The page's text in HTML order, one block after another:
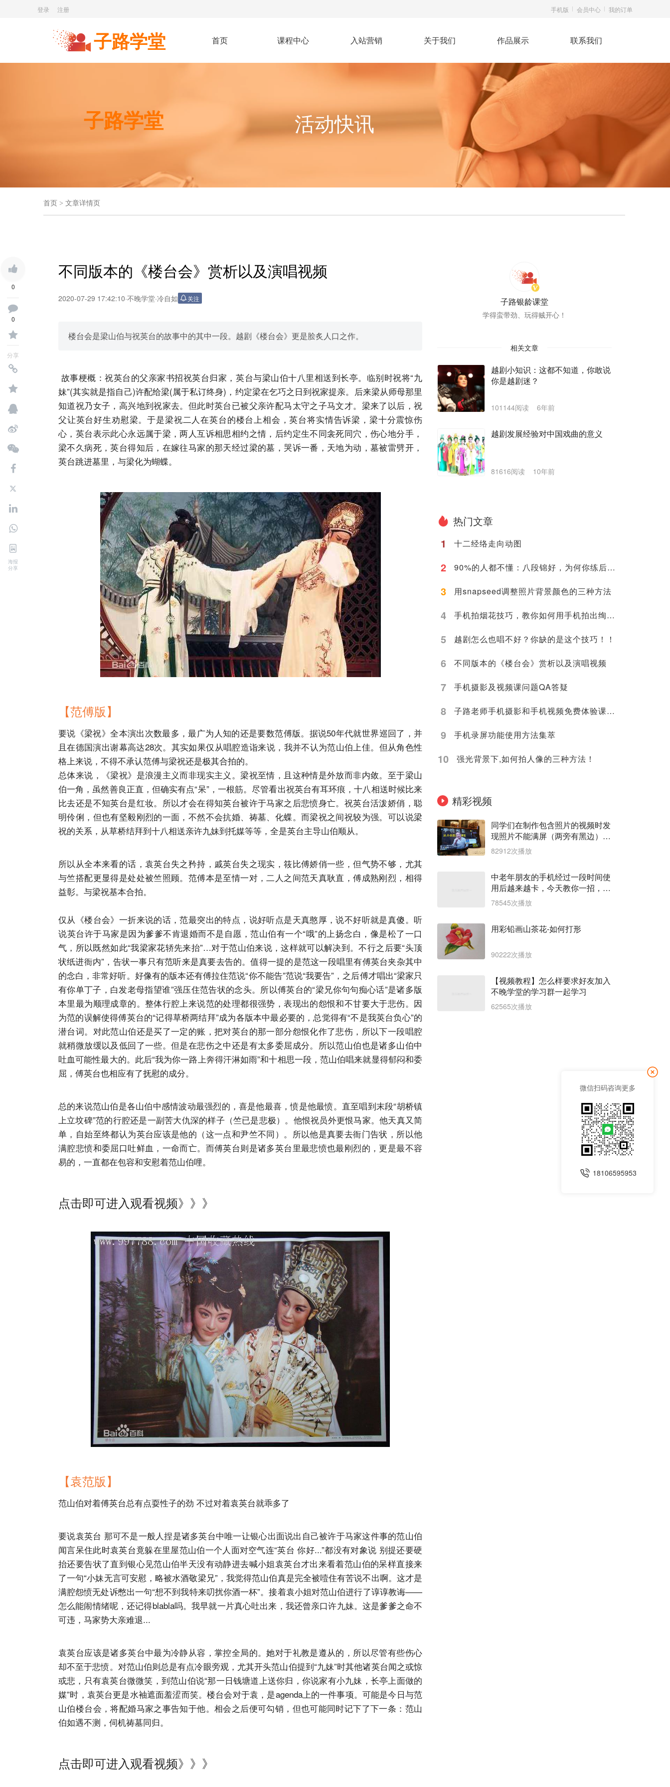
登录 注册 手机版 会员中心 我的订单
首页 课程中心 入站营销 关于我们 作品展示 联系我们
子路学堂
子路学堂
活动快讯
首页 > 文章详情页
0
0
分享
海报
分享
不同版本的《楼台会》赏析以及演唱视频
2020-07-29 17:42:10·不晚学堂·冷自如 关注
楼台会是梁山伯与祝英台的故事中的其中一段。越剧《楼台会》更是脍炙人口之作。
故事梗概：祝英台的父亲家书招祝英台归家，英台与梁山伯十八里相送到长亭。临别时祝将“九
妹”(其实就是指自己)许配给梁(属于私订终身)，约定梁在乞巧之日到祝家提亲。后来梁从师母那里
知道祝乃女子，高兴地到祝家去。但此时英台已被父亲许配马太守之子马文才。梁来了以后，祝
父让英台好生劝慰梁。于是梁祝二人在英台的楼台上相会，英台将实情告诉梁，梁十分震惊伤
心，英台表示此心永远属于梁，两人互诉相思相约之情，后约定生不同衾死同穴，伤心地分手，
梁不久病死，英台得知后，在嫁往马家的那天经过梁的墓，哭诉一番，天地为动，墓被雷劈开，
英台跳进墓里，与梁化为蝴蝶。
【范傅版】
要说《梁祝》全本演出次数最多，最广为人知的还是要数范傅版。据说50年代就世界巡回了，并
且在德国演出谢幕高达28次。其实如果仅从唱腔造诣来说，我并不认为范山伯上佳。但从角色性
格上来说，不得不承认范傅与梁祝还是极其合拍的。
总体来说，《梁祝》是浪漫主义而非现实主义。梁祝至情，且这种情是外放而非内敛。至于梁山
伯一角，虽然善良正直，但确实有点“呆”，一根筋。尽管看出祝英台有耳环痕，十八相送时候比来
比去还是不知英台是红妆。所以才会在得知英台被许于马家之后悲愤身亡。祝英台活泼娇俏，聪
明伶俐，但也有坚毅刚烈的一面，不然不会抗婚、祷墓、化蝶。而梁祝之间祝较为强。可以说梁
祝的关系，从草桥结拜到十八相送亲许九妹到托媒等等，全是英台主导山伯顺从。
所以从全本来看的话，袁英台失之矜持，戚英台失之现实，筱比傅娇俏一些，但气势不够，尤其
与竺搭配更显得是处处被竺照顾。范傅本是至情一对，二人之间范天真耿直，傅成熟刚烈，相得
益彰。与梁祝基本合拍。
仅从《楼台会》一折来说的话，范最突出的特点，说好听点是天真憨厚，说不好听就是真傻。听
说英台许于马家是因为爹爹不肯退婚而不是自愿，范山伯有一个“哦”的上扬念白，像是松了一口
气，所以既然如此“我梁家花轿先来抬”…对于范山伯来说，这样就可以解决到。不行之后要“头顶
状纸进衙内”，告状一事只有范听来是真要去告的。值得一提的是范这一段唱里有傅英台夹杂其中
的念白，非常好听。好像有的版本还有傅拉住范说“你不能告”范说“我要告”，之后傅才唱出“梁家只
有你单丁子，白发老母指望谁”强压住范告状的念头。所以傅英台的“梁兄你句句痴心话”是诸多版
本里最为顺理成章的。整体行腔上来说范的处理都很强势，表现出的怨恨和不甘要大于悲伤。因
为范的误解使得傅英台的“记得草桥两结拜”成为各版本中最必要的，总觉得有“不是我英台负心”的
潜台词。对此范山伯还是买了一定的账，把对英台的那一部分怨恨化作了悲伤，所以下一段唱腔
就稍微放缓以及低回了一些。但是在悲伤之中还是有太多委屈成分。所以范山伯也是诸多山伯中
吐血可能性最大的。此后“我为你一路上奔得汗淋如雨”和十相思一段，范山伯唱来就显得郁闷和委
屈，傅英台也相应有了抚慰的成分。
总的来说范山伯是各山伯中感情波动最强烈的，喜是他最喜，愤是他最愤。直至唱到末段“胡桥镇
上立坟碑”范的行腔还是一副苦大仇深的样子（竺已是悲极）。他恨祝员外更恨马家。他天真又简
单，自始至终都认为英台应该是他的（这一点和尹竺不同）。所以他是真要去衙门告状，所以他
满腔悲愤和委屈口吐鲜血，一命而亡。而傅英台则是诸多英台里最悲愤也最刚烈的，更是最不容
易的，一直都在包容和安慰着范山伯哩。
点击即可进入观看视频》》》
【袁范版】
范山伯对着傅英台总有点耍性子的劲 不过对着袁英台就乖多了
要说袁英台 那可不是一般人捏是诸多英台中唯一让银心出面说出自己被许于马家这件事的范山伯
闻言呆住此时袁英台竟躲在里屋范山伯一个人面对空气连“英台 你好...”都没有对象说 别提还要硬
抬还要告状了直到银心见范山伯半天没有动静进去喊小姐袁英台才出来看着范山伯的呆样直接来
了一句“小妹无言可安慰，略被水酒敬梁兄”，我觉得范山伯真是完全被噎住有苦说不出啊。这才是
满腔怨愤无处诉憋出一句“想不到我特来叨扰你酒一杯”。接着袁小姐对范山伯进行了谆谆教诲——
怎么能闹情绪呢，还记得blabla吗。我早就一片真心吐出来，我还曾亲口许九妹。这是爹爹之命不
可违，马家势大亲难退...
袁英台应该是诸多英台中最为冷静从容，掌控全局的。她对于礼教是遵从的，所以尽管有些伤心
却不至于悲愤。对范山伯则总是有点冷眼旁观，尤其开头范山伯提到“九妹”时其他诸英台闻之或惊
或悲，只有袁英台微微笑，到范山伯说“那一日钱塘道上送你归，你说家有小九妹，长亭上面做的
媒”时，袁英台更是水袖遮面羞涩而笑。楼台会对于袁，是agenda上的一件事项。可能是今日与范
山伯楼台会，将配婚马家之事告知于他。相会之后便可勾销，但也可能同时记下了下一条：范山
伯如遇不测，伺机祷墓同归。
点击即可进入观看视频》》》
子路银龄课堂
学得蛮带劲、玩得贼开心！
相关文章
越剧小知识：这都不知道，你敢说
你是越剧迷？
101144阅读 6年前
越剧发展经验对中国戏曲的意义
81616阅读 10年前
热门文章
1
十二经络走向动图
2 90%的人都不懂：八段锦好，为何你练后却没效果？
3 用snapseed调整照片背景颜色的三种方法
4 手机拍烟花技巧，教你如何用手机拍出绚烂的烟花照
5 越剧怎么也唱不好？你缺的是这个技巧！！
6 不同版本的《楼台会》赏析以及演唱视频
7 手机摄影及视频课问题QA答疑
8 子路老师手机摄影和手机视频免费体验课_课程清单
9 手机录屏功能使用方法集萃
10 ​ 强光背景下,如何拍人像的三种方法！
精彩视频
同学们在制作包含照片的视频时发
现照片不能满屏（两旁有黑边），
怎么解决？下节课统统教会你
82912次播放
中老年朋友的手机经过一段时间使
用后越来越卡，今天教你一招，让
手机清扫如新，用得飞起来
78545次播放
用彩铅画山茶花-如何打形
90222次播放
【视频教程】怎么样要求好友加入
不晚学堂的学习群一起学习
62565次播放
微信扫码咨询更多
18106595953